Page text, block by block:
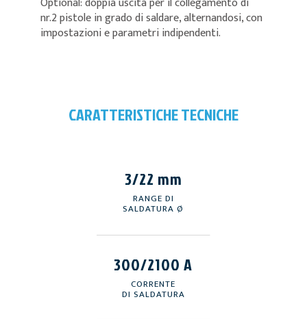
nr.2 pistole in grado di saldare, alternandosi, con
impostazioni e parametri indipendenti.
CARATTERISTICHE TECNICHE
3/22 mm
RANGE DI
SALDATURA Ø
300/2100 A
CORRENTE
DI SALDATURA